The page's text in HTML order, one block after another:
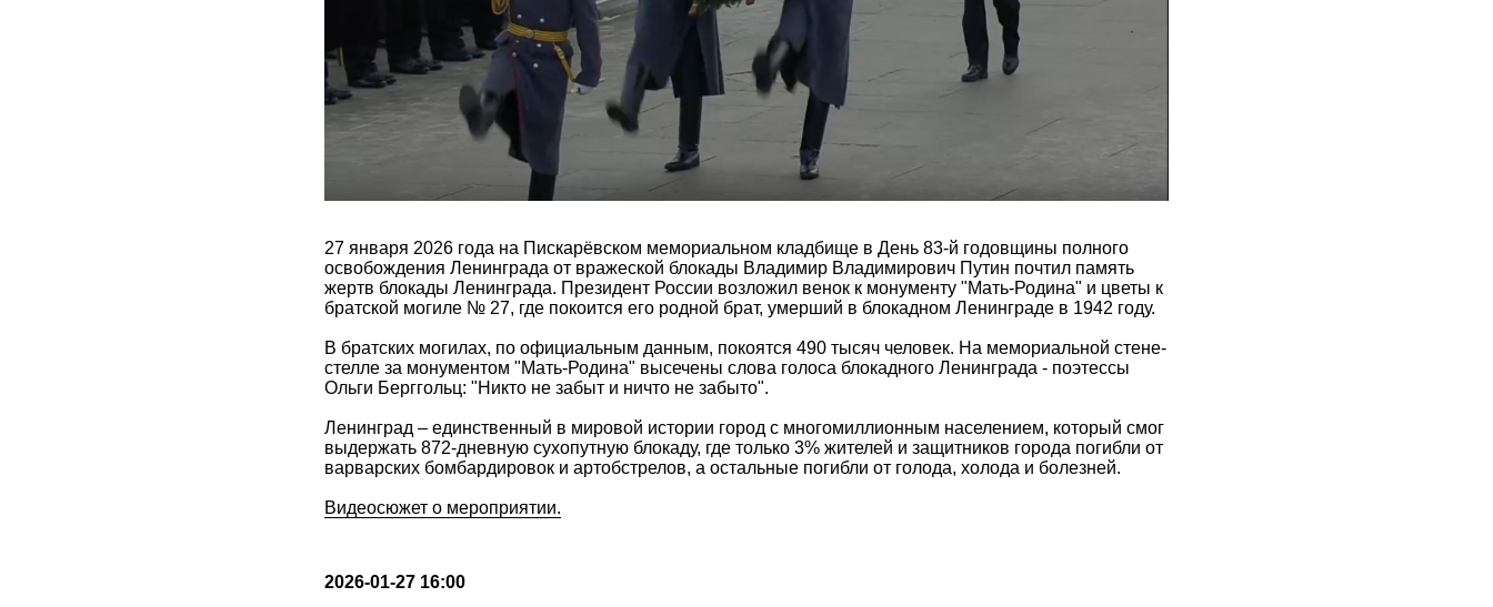
27 января 2026 года на Пискарёвском мемориальном кладбище в День 83-й годовщины полного
освобождения Ленинграда от вражеской блокады Владимир Владимирович Путин почтил память
жертв блокады Ленинграда. Президент России возложил венок к монументу "Мать-Родина" и цветы к
братской могиле № 27, где покоится его родной брат, умерший в блокадном Ленинграде в 1942 году.
В братских могилах, по официальным данным, покоятся 490 тысяч человек. На мемориальной стене-
стелле за монументом "Мать-Родина" высечены слова голоса блокадного Ленинграда - поэтессы
Ольги Берггольц: "Никто не забыт и ничто не забыто".
Ленинград – единственный в мировой истории город с многомиллионным населением, который смог
выдержать 872-дневную сухопутную блокаду, где только 3% жителей и защитников города погибли от
варварских бомбардировок и артобстрелов, а остальные погибли от голода, холода и болезней.
Видеосюжет о мероприятии.
2026-01-27 16:00